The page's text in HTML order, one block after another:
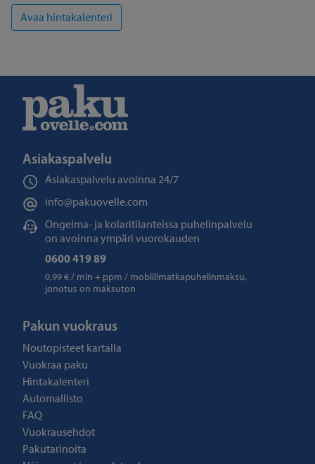
Avaa hintakalenteri
Asiakaspalvelu
Asiakaspalvelu avoinna 24/7
info@pakuovelle.com
Ongelma- ja kolaritilanteissa puhelinpalvelu
on avoinna ympäri vuorokauden
0600 419 89
0,99 € / min + ppm / mobiilimatkapuhelinmaksu,
jonotus on maksuton
Pakun vuokraus
Noutopisteet kartalla
Vuokraa paku
Hintakalenteri
Automallisto
FAQ
Vuokrausehdot
Pakutarinoita